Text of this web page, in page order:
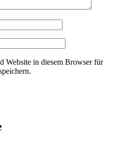
Website in diesem Browser für